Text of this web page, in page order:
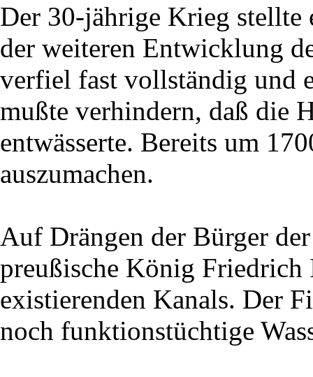
Der 30-jährige Krieg stellte
der weiteren Entwicklung
verfiel fast vollständig und
mußte verhindern, daß die
entwässerte. Bereits um
auszumachen.
Auf Drängen der Bürger
preußische König Friedrich
existierenden Kanals. Der
noch funktionstüchtige